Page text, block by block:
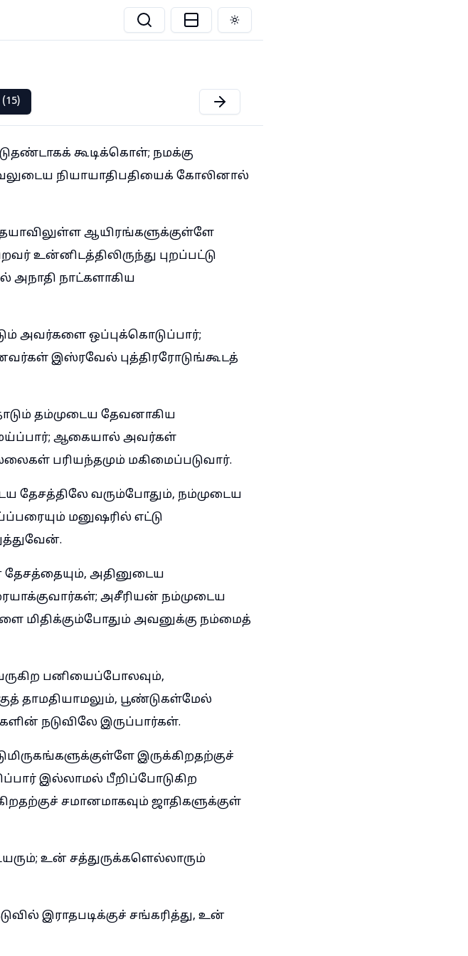
Toggle theme
கூடிக்கொள்; நமக்கு
நியாயாதிபதியைக் கோலினால்
ஆயிரங்களுக்குள்ளே
உன்னிடத்திலிருந்து புறப்பட்டு
அநாதி நாட்களாகிய
அவர்களை ஒப்புக்கொடுப்பார்;
இஸ்ரவேல் புத்திரரோடுங்கூடத்
தம்முடைய தேவனாகிய
ஆகையால் அவர்கள்
பரியந்தமும் மகிமைப்படுவார்.
தேசத்திலே வரும்போதும், நம்முடைய
மனுஷரில் எட்டு
அதினுடைய
அசீரியன் நம்முடைய
மிதிக்கும்போதும் அவனுக்கு நம்மைத்
பனியைப்போலவும்,
தாமதியாமலும், பூண்டுகள்மேல்
நடுவிலே இருப்பார்கள்.
இருக்கிறதற்குச்
இல்லாமல் பீறிப்போடுகிற
சமானமாகவும் ஜாதிகளுக்குள்
உன் சத்துருக்களெல்லாரும்
இராதபடிக்குச் சங்கரித்து, உன்